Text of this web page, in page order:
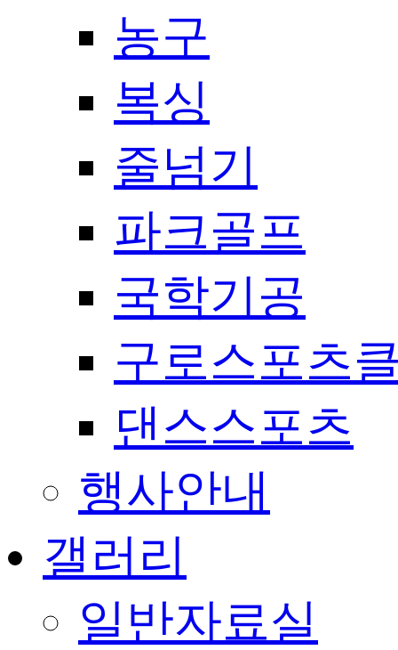
농구
복싱
줄넘기
파크골프
국학기공
구로스포츠
댄스스포츠
행사안내
갤러리
일반자료실